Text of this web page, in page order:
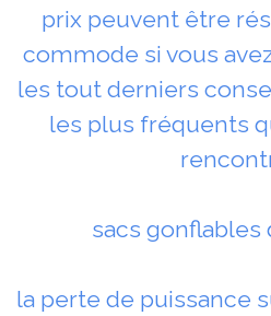
prix peuvent être
commode si vous
les tout derniers
les plus fréquents
sacs gonflables
la perte de puissance